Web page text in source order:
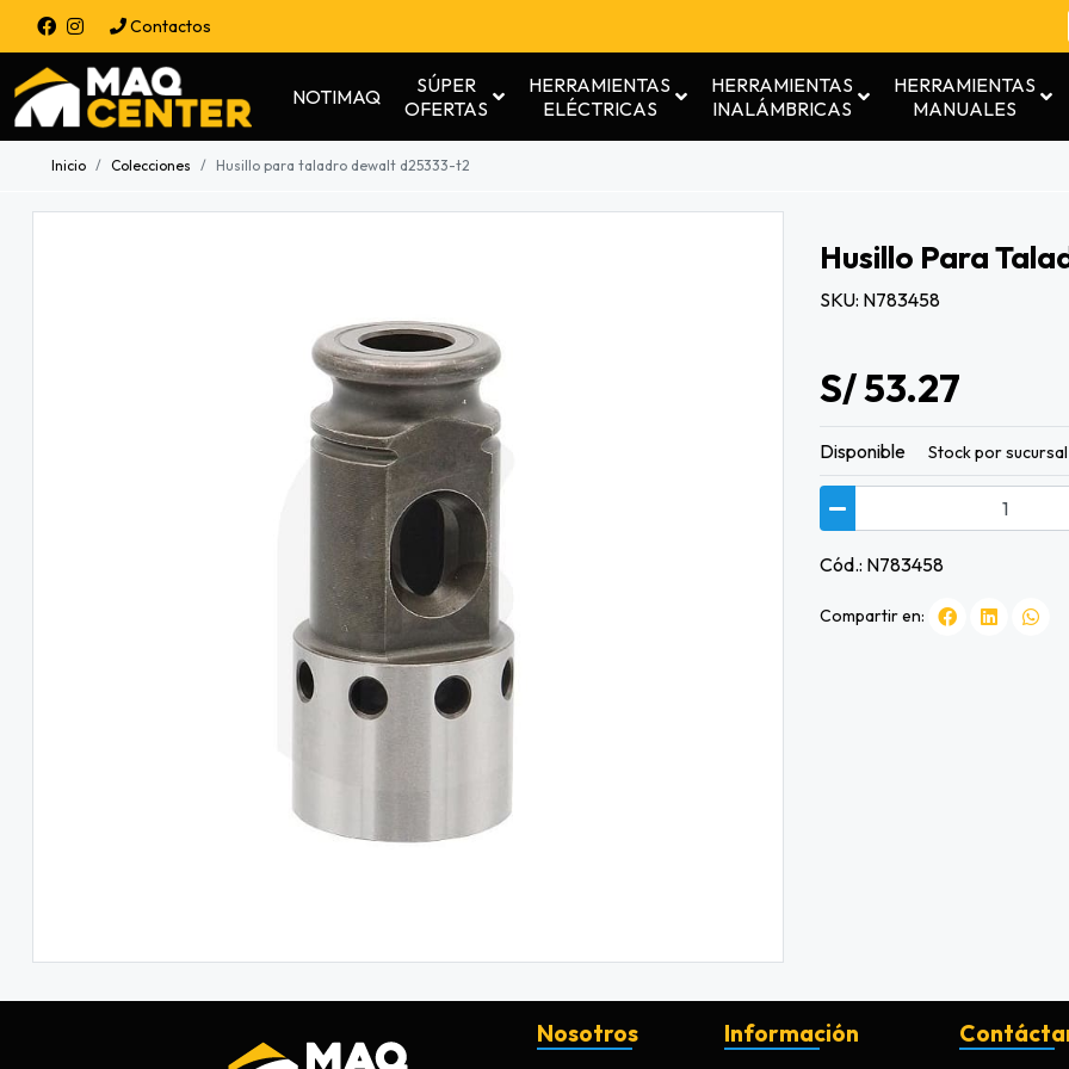
Contactos
NOTIMAQ
SÚPER
OFERTAS
HERRAMIENTAS
ELÉCTRICAS
HERRAMIENTAS
INALÁMBRICAS
HERRAMIENTAS
MANUALES
Inicio Colecciones Husillo para taladro dewalt d25333-t2
Husillo Para
SKU: N783458
S/ 53.27
Disponible Stock por sucursal
Cód.: N783458
Compartir en:
Nosotros Información